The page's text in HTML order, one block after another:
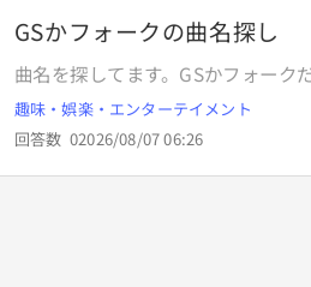
試合をなくし、 第三試合は夕方か
行う、というなら 「暑い時間帯を
すが、これではわざわざ一番暑い
す。 これ、どういうことなのでしょうか？ ナイターの照明電
気料がもったいないのでしょうか
にLEDに置き換わったので、ゼロ円
は抑えられると思うのですが・・・） やっぱり高野連
GSかフォークの曲名探し
曲名を探してます。GSかフォーク
Ｋ・FMで聴いた曲です。 曲の途中
音し、曲の途中でテープが終わっ
の歌詞。 「昨日は楽しい日曜日だ
し、ベルトを締めて、寝ぼけ眼（
趣味・娯楽・エンターテイメント
回答数 02026/08/07 06:26